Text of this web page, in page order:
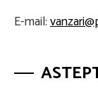
E-mail: